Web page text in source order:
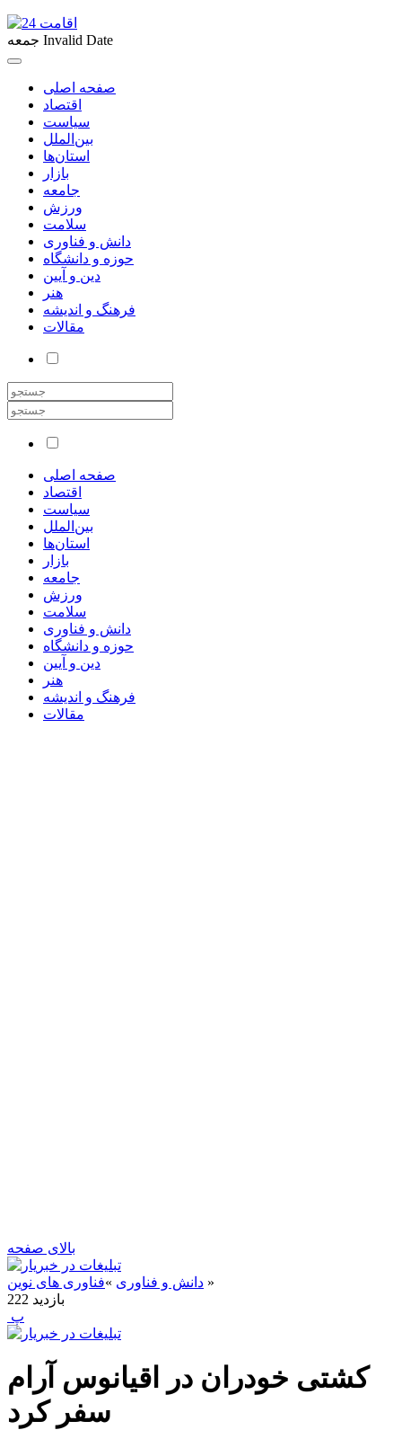
جمعه Invalid Date
صفحه اصلی
اقتصاد
سیاست
بین‌الملل
استان‌ها
بازار
جامعه
ورزش
سلامت
دانش و فناوری
حوزه و دانشگاه
دین و آیین
هنر
فرهنگ و اندیشه
مقالات
صفحه اصلی
اقتصاد
سیاست
بین‌الملل
استان‌ها
بازار
جامعه
ورزش
سلامت
دانش و فناوری
حوزه و دانشگاه
دین و آیین
هنر
فرهنگ و اندیشه
مقالات
بالای صفحه
دانش و فناوری »فناوری های نوین
»
222 بازدید
‍ پ
کشتی خودران در اقیانوس آرام
سفر کرد